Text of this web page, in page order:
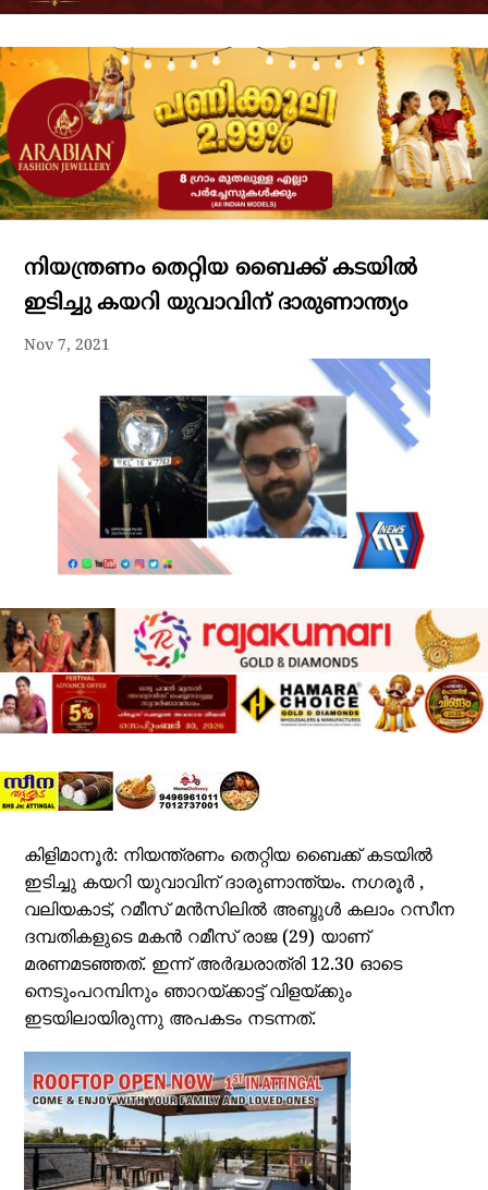
നിയന്ത്രണം തെറ്റിയ ബൈക്ക് കടയിൽ
ഇടിച്ചു കയറി യുവാവിന് ദാരുണാന്ത്യം
Nov 7, 2021
കിളിമാനൂർ: നിയന്ത്രണം തെറ്റിയ ബൈക്ക് കടയിൽ
ഇടിച്ചു കയറി യുവാവിന് ദാരുണാന്ത്യം. നഗരൂർ ,
വലിയകാട്, റമീസ് മൻസിലിൽ അബ്ദുൾ കലാം റസീന
ദമ്പതികളുടെ മകൻ റമീസ് രാജ (29) യാണ്
മരണമടഞ്ഞത്. ഇന്ന് അർദ്ധരാത്രി 12.30 ഓടെ
നെടുംപറമ്പിനും ഞാറയ്ക്കാട്ട് വിളയ്ക്കും
ഇടയിലായിരുന്നു അപകടം നടന്നത്.